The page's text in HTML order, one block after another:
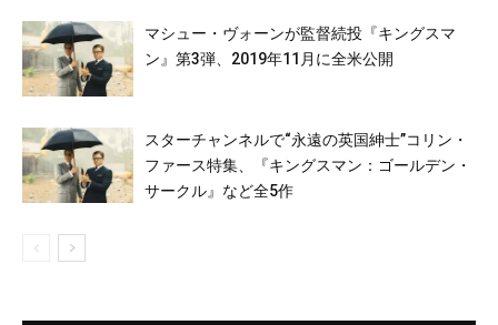
マシュー・ヴォーンが監督続投『キングスマ
ン』第3弾、2019年11月に全米公開
スターチャンネルで“永遠の英国紳士”コリン・
ファース特集、『キングスマン：ゴールデン・
サークル』など全5作